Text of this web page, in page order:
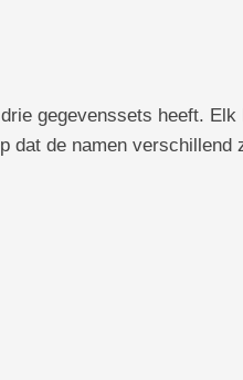
gegevenssets heeft. Elk
dat de namen verschillend